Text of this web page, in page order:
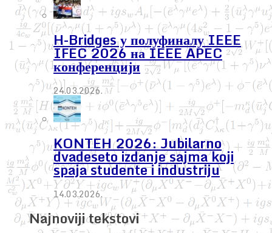
H-Bridges у полуфиналу IEEE
IFEC 2026 на IEEE APEC
конференцији
24.03.2026.
KONTEH 2026: Jubilarno
dvadeseto izdanje sajma koji
spaja studente i industriju
14.03.2026.
Najnoviji tekstovi